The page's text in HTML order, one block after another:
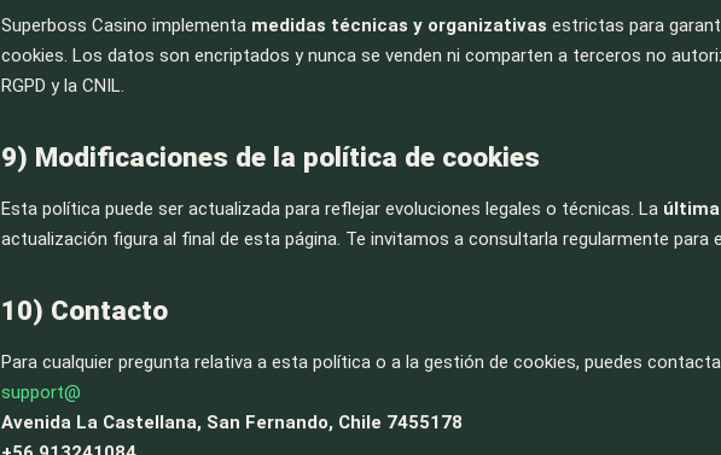
Superboss Casino implementa medidas técnicas y organizativas estrictas para
cookies. Los datos son encriptados y nunca se venden ni comparten a terceros no
RGPD y la CNIL.
9) Modificaciones de la política de cookies
Esta política puede ser actualizada para reflejar evoluciones legales o técnicas. La
actualización figura al final de esta página. Te invitamos a consultarla regularmente
10) Contacto
Para cualquier pregunta relativa a esta política o a la gestión de cookies, puedes
support@
Avenida La Castellana, San Fernando, Chile 7455178